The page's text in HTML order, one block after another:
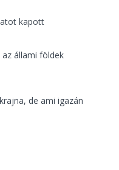
kapott
állami földek
de ami igazán